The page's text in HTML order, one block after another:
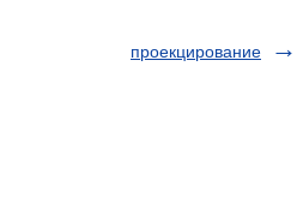
проекцирование